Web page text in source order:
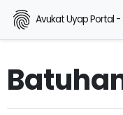
Avukat Uyap Portal -